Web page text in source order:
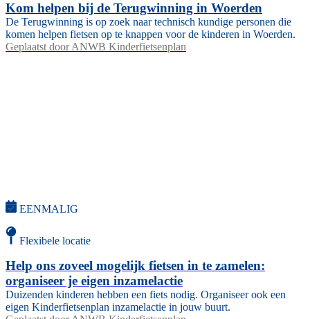
Kom helpen bij de Terugwinning in Woerden
De Terugwinning is op zoek naar technisch kundige personen die
komen helpen fietsen op te knappen voor de kinderen in Woerden.
Geplaatst door ANWB Kinderfietsenplan
EENMALIG
Flexibele locatie
Help ons zoveel mogelijk fietsen in te zamelen:
organiseer je eigen inzamelactie
Duizenden kinderen hebben een fiets nodig. Organiseer ook een
eigen Kinderfietsenplan inzamelactie in jouw buurt.